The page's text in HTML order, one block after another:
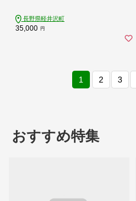
長野県軽井沢町
35,000 円
1 2 3
おすすめ特集